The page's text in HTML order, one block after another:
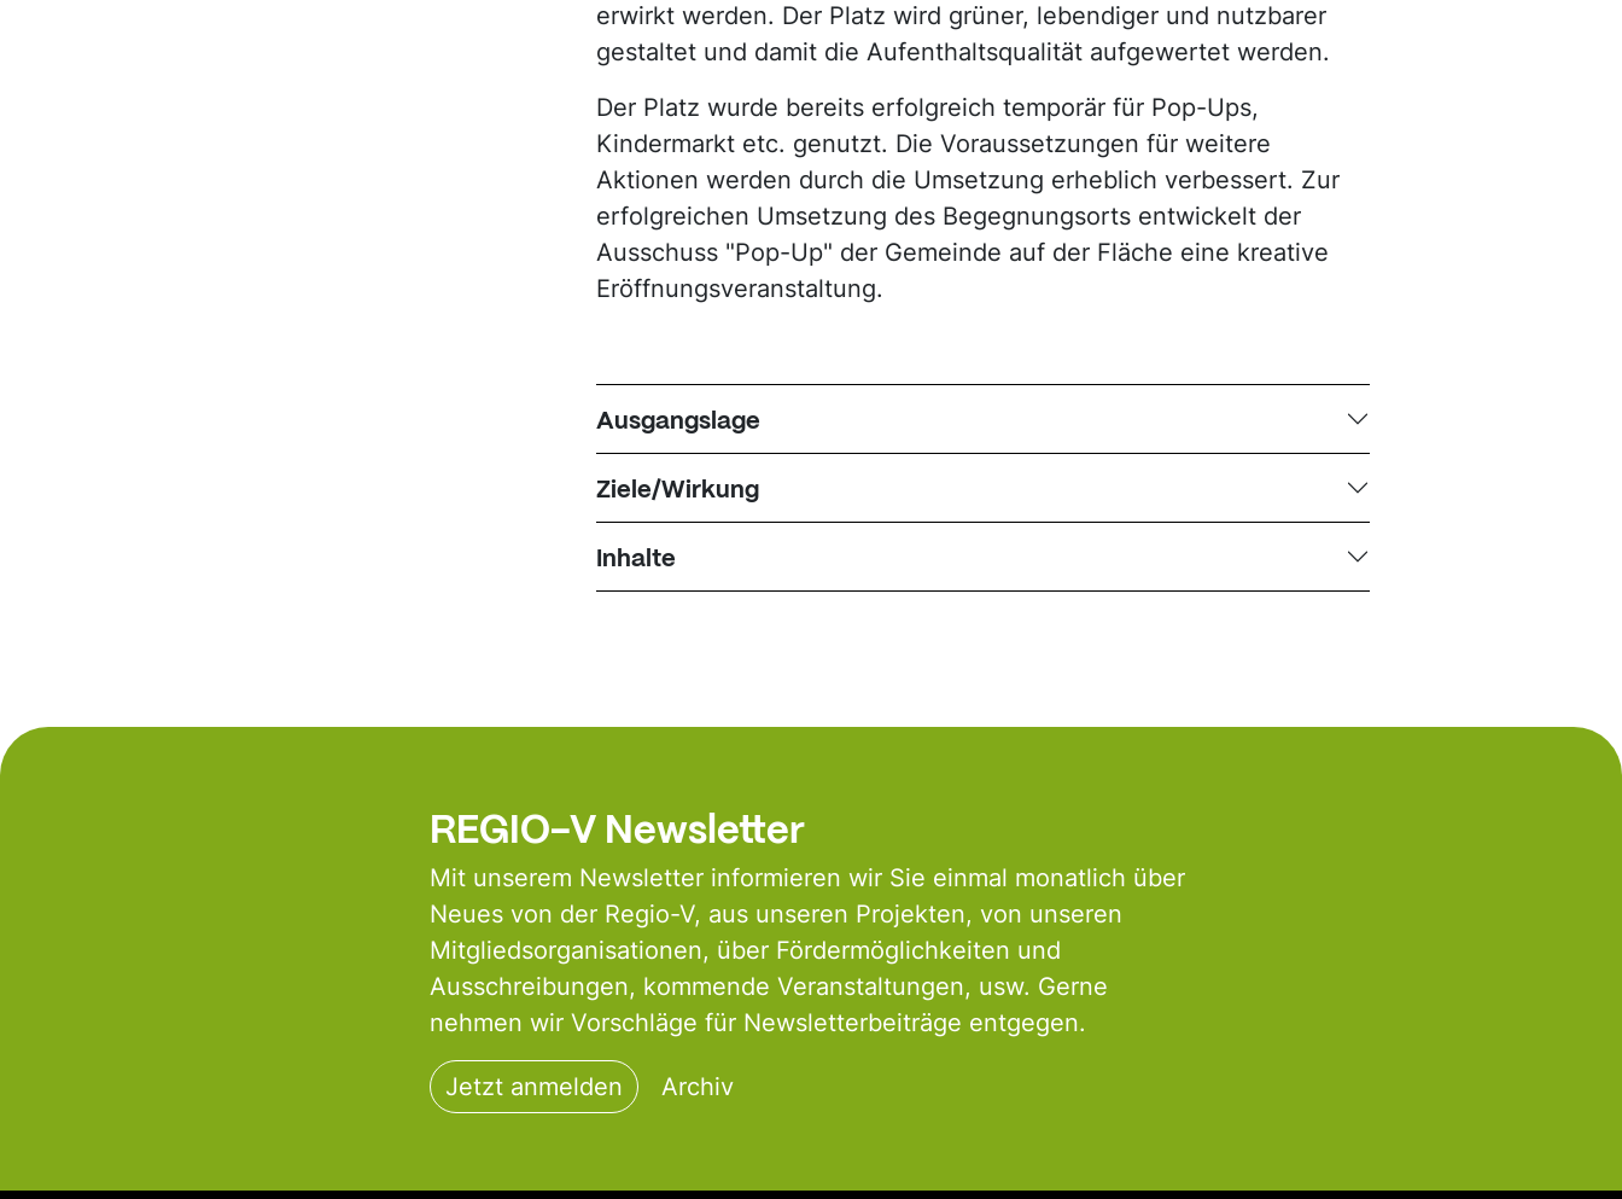
erwirkt werden. Der Platz wird grüner, lebendiger und nutzbarer
gestaltet und damit die Aufenthaltsqualität aufgewertet werden.
Der Platz wurde bereits erfolgreich temporär für Pop-Ups,
Kindermarkt etc. genutzt. Die Voraussetzungen für weitere
Aktionen werden durch die Umsetzung erheblich verbessert. Zur
erfolgreichen Umsetzung des Begegnungsorts entwickelt der
Ausschuss "Pop-Up" der Gemeinde auf der Fläche eine kreative
Eröffnungsveranstaltung.
Ausgangslage
Ziele/Wirkung
Inhalte
REGIO-V Newsletter
Mit unserem Newsletter informieren wir Sie einmal monatlich über
Neues von der Regio-V, aus unseren Projekten, von unseren
Mitgliedsorganisationen, über Fördermöglichkeiten und
Ausschreibungen, kommende Veranstaltungen, usw. Gerne
nehmen wir Vorschläge für Newsletterbeiträge entgegen.
Jetzt anmelden Archiv